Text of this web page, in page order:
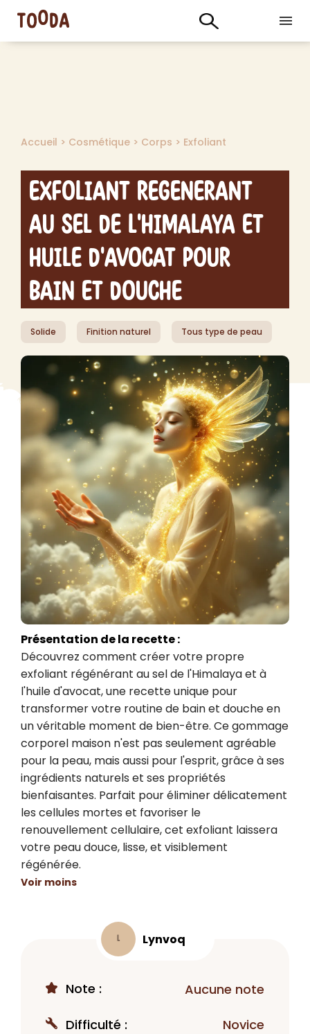
Accueil > Cosmétique > Corps > Exfoliant
Exfoliant Regenerant
au Sel de l'Himalaya et
Huile d'Avocat pour
Bain et Douche
Solide Finition naturel Tous type de peau
Présentation de la recette :
Découvrez comment créer votre propre
exfoliant régénérant au sel de l'Himalaya et à
l'huile d'avocat, une recette unique pour
transformer votre routine de bain et douche en
un véritable moment de bien-être. Ce gommage
corporel maison n'est pas seulement agréable
pour la peau, mais aussi pour l'esprit, grâce à ses
ingrédients naturels et ses propriétés
bienfaisantes. Parfait pour éliminer délicatement
les cellules mortes et favoriser le
renouvellement cellulaire, cet exfoliant laissera
votre peau douce, lisse, et visiblement
régénérée.
Voir moins
L Lynvoq
Note : Aucune note
Difficulté : Novice